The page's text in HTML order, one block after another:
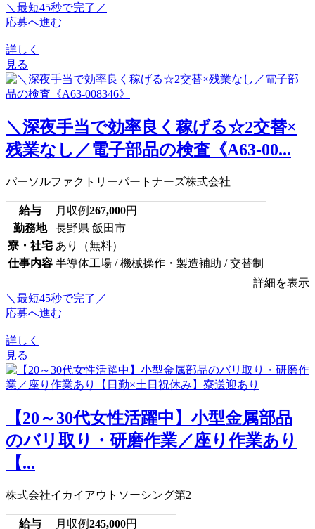
＼最短45秒で完了／
応募へ進む
詳しく
見る
＼深夜手当で効率良く稼げる☆2交替×
残業なし／電子部品の検査《A63-00...
パーソルファクトリーパートナーズ株式会社
給与 月収例267,000円
勤務地
長野県 飯田市
寮・社宅 あり（無料）
仕事内容 半導体工場 / 機械操作・製造補助 / 交替制
詳細を表示
＼最短45秒で完了／
応募へ進む
詳しく
見る
【20～30代女性活躍中】小型金属部品
のバリ取り・研磨作業／座り作業あり
【...
株式会社イカイアウトソーシング第2
給与 月収例245,000円